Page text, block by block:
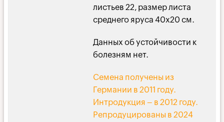
листьев 22, размер листа
среднего яруса 40х20 см.
Данных об устойчивости к
болезням нет.
Семена получены из
Германии в 2011 году.
Интродукция – в 2012 году.
Репродуцированы в 2024